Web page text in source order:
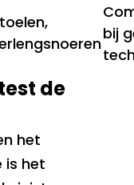
bij
de
het
is het